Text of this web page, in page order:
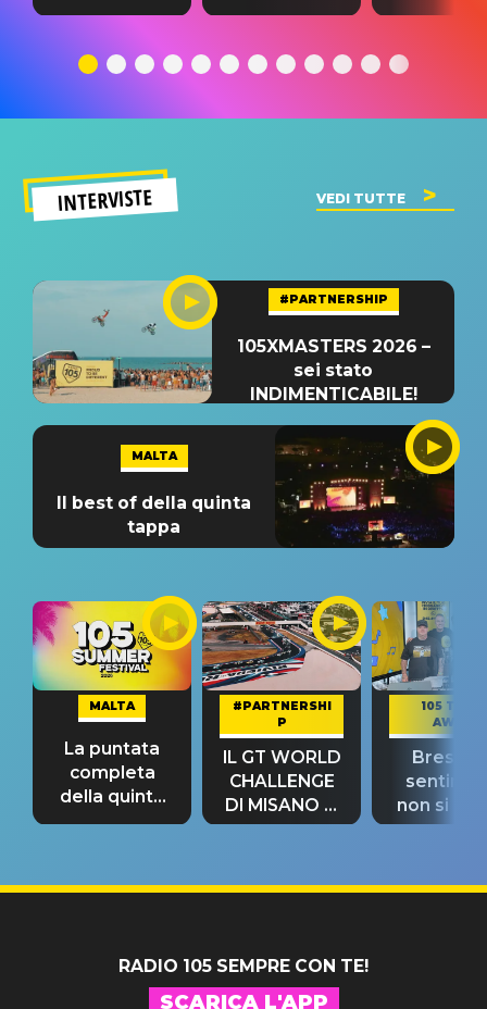
testo,
significato
traduzione e
del singolo
testo,
INTERVISTE VEDI TUTTE
#PARTNERSHIP
105XMASTERS 2026 –
sei stato
INDIMENTICABILE!
MALTA
Il best of della quinta
tappa
MALTA
La puntata
completa
della quinta
tappa
#PARTNERSHI
P
IL GT WORLD
CHALLENGE
DI MISANO si
riconferma
105 TAKE
AWAY
Bresh:
non si
fino alla
RADIO 105 SEMPRE CON TE!
SCARICA L'APP